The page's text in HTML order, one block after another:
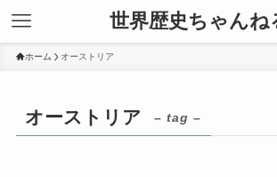
世界歴史ちゃんね
ホーム オーストリア
オーストリア – tag –